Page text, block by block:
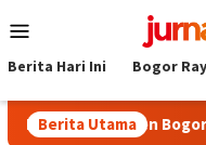
to
Menu
Berita Hari Ini Bogor
Berita Utama
Bogor, PHRI